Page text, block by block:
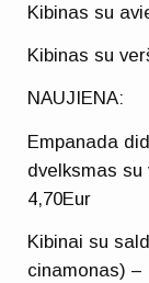
Kibinas su
Kibinas su
NAUJIENA:
Empanada
dvelksmas
4,70Eur
Kibinai su
cinamonas) –